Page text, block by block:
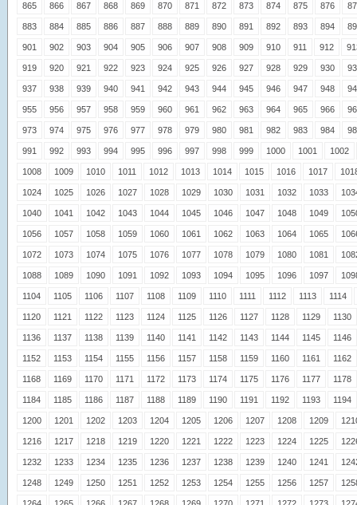
865 866 867 868 869 870 871 872 873 874 875 876
883 884 885 886 887 888 889 890 891 892 893 894
901 902 903 904 905 906 907 908 909 910 911 912
919 920 921 922 923 924 925 926 927 928 929 930
937 938 939 940 941 942 943 944 945 946 947 948
955 956 957 958 959 960 961 962 963 964 965 966
973 974 975 976 977 978 979 980 981 982 983 984
991 992 993 994 995 996 997 998 999 1000 1001 1002
1008 1009 1010 1011 1012 1013 1014 1015 1016 1017
1024 1025 1026 1027 1028 1029 1030 1031 1032 1033
1040 1041 1042 1043 1044 1045 1046 1047 1048 1049
1056 1057 1058 1059 1060 1061 1062 1063 1064 1065
1072 1073 1074 1075 1076 1077 1078 1079 1080 1081
1088 1089 1090 1091 1092 1093 1094 1095 1096 1097
1104 1105 1106 1107 1108 1109 1110 1111 1112 1113 1114
1120 1121 1122 1123 1124 1125 1126 1127 1128 1129 1130
1136 1137 1138 1139 1140 1141 1142 1143 1144 1145 1146
1152 1153 1154 1155 1156 1157 1158 1159 1160 1161 1162
1168 1169 1170 1171 1172 1173 1174 1175 1176 1177 1178
1184 1185 1186 1187 1188 1189 1190 1191 1192 1193 1194
1200 1201 1202 1203 1204 1205 1206 1207 1208 1209
1216 1217 1218 1219 1220 1221 1222 1223 1224 1225
1232 1233 1234 1235 1236 1237 1238 1239 1240 1241
1248 1249 1250 1251 1252 1253 1254 1255 1256 1257